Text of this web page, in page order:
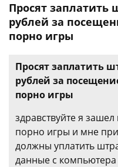
Просят заплатить
рублей за
порно игры
Просят заплатить
рублей за
порно игры
здравствуйте я
порно игры и мне
должны уплатить
данные с компьютера